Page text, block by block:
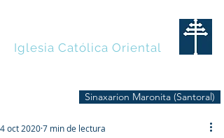
Iglesia Católica Oriental
Sinaxarion Maronita (Santoral)
4 oct 20207 min de lectura